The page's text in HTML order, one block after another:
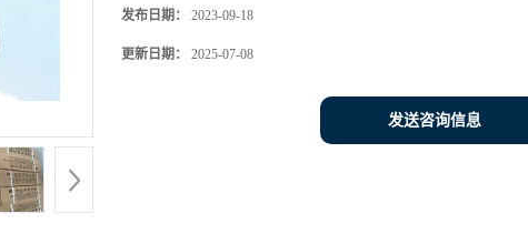
发布日期： 2023-09-18
更新日期： 2025-07-08
发送咨询信息